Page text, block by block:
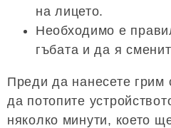
на лицето.
Необходимо е
гъбата и да я
Преди да нанесете грим
да потопите
няколко минути, което